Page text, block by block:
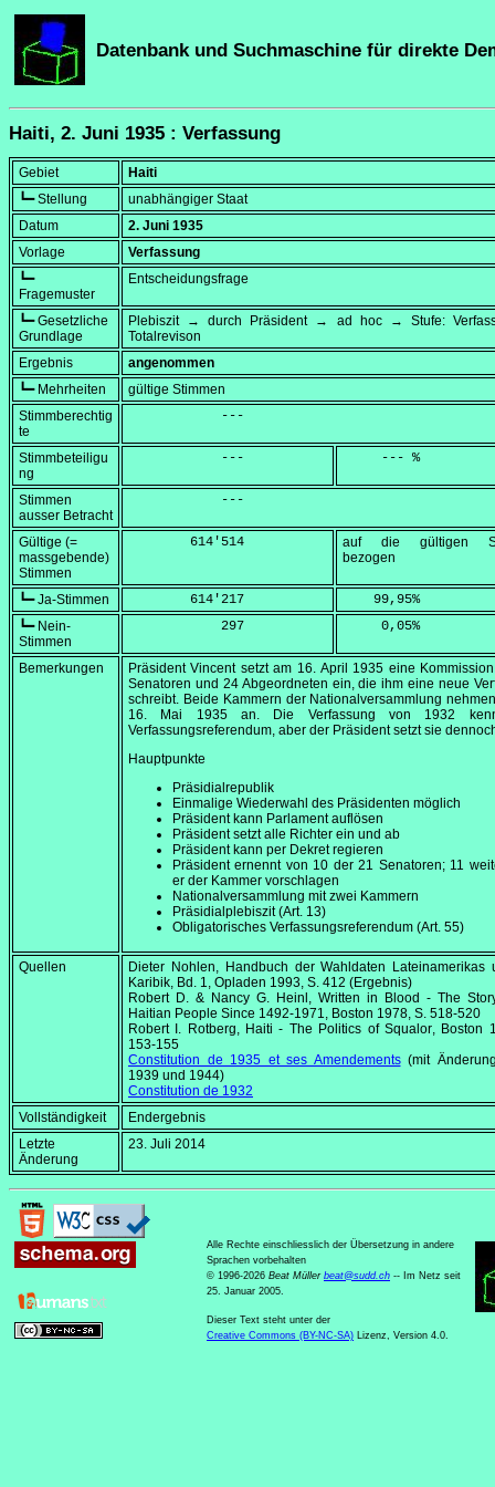
Datenbank und Suchmaschine für direkte
Haiti, 2. Juni 1935 : Verfassung
Gebiet
Haiti
┗━ Stellung
unabhängiger Staat
Datum
2. Juni 1935
Vorlage
Verfassung
┗━
Fragemuster
Entscheidungsfrage
┗━ Gesetzliche
Grundlage
Plebiszit → durch Präsident → ad hoc → Stufe:
Totalrevison
Ergebnis
angenommen
┗━ Mehrheiten
gültige Stimmen
Stimmberechtig
te
            ---
Stimmbeteiligu
ng
            ---
     --- %
Stimmen
ausser Betracht
            ---
Gültige (=
massgebende)
Stimmen
        614'514
auf die gültigen
bezogen
┗━ Ja-Stimmen
        614'217
    99,95
%
┗━ Nein-
Stimmen
            297
     0,05
%
Bemerkungen Präsident Vincent setzt am 16. April 1935 eine
Senatoren und 24 Abgeordneten ein, die ihm eine neue
schreibt. Beide Kammern der Nationalversammlung
16. Mai 1935an. Die Verfassung von 1932
Verfassungsreferendum, aber der Präsident setzt sie
Hauptpunkte
Präsidialrepublik
Einmalige Wiederwahl des Präsidenten möglich
Präsident kann Parlament auflösen
Präsident setzt alle Richter ein und ab
Präsident kann per Dekret regieren
Präsident ernennt von 10 der 21 Senatoren; 11
er der Kammer vorschlagen
Nationalversammlung mit zwei Kammern
Präsidialplebiszit (Art. 13)
Obligatorisches Verfassungsreferendum (Art. 55)
Quellen
Dieter Nohlen, Handbuch der Wahldaten Lateinamerikas
Karibik, Bd. 1, Opladen 1993, S. 412 (Ergebnis)
Robert D. & Nancy G. Heinl, Written in Blood - The
Haitian People Since 1492-1971, Boston 1978, S. 518-520
Robert I. Rotberg, Haiti - The Politics of Squalor, Boston
153-155
Constitution de 1935 et ses Amendements(mit
1939 und 1944)
Constitution de 1932
Vollständigkeit
Endergebnis
Letzte
Änderung
23. Juli 2014
Alle Rechte einschliesslich der Übersetzung in andere
Sprachen vorbehalten
© 1996-2026 Beat Müller beat@sudd.ch -- Im Netz seit
25. Januar 2005.
Dieser Text steht unter der
Creative Commons (BY-NC-SA) Lizenz, Version 4.0.